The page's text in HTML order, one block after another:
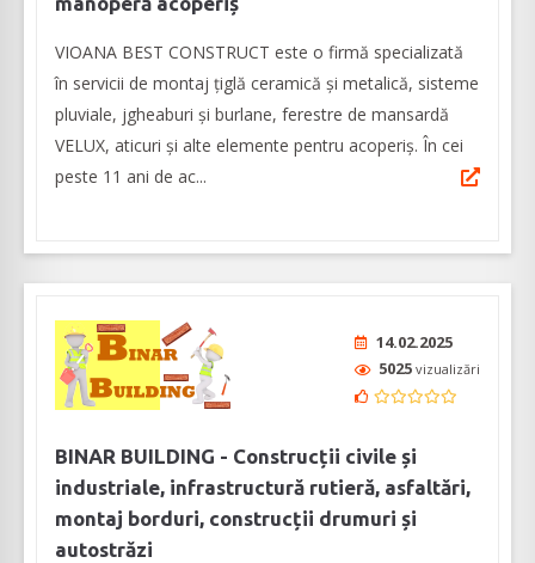
VIOANA BEST CONSTRUCT este o firmă specializată
în servicii de montaj țiglă ceramică și metalică, sisteme
pluviale, jgheaburi și burlane, ferestre de mansardă
VELUX, aticuri și alte elemente pentru acoperiș. În cei
peste 11 ani de ac...
14.02.2025
5025 vizualizări
BINAR BUILDING - Construcții civile și
industriale, infrastructură rutieră, asfaltări,
montaj borduri, construcții drumuri și
autostrăzi